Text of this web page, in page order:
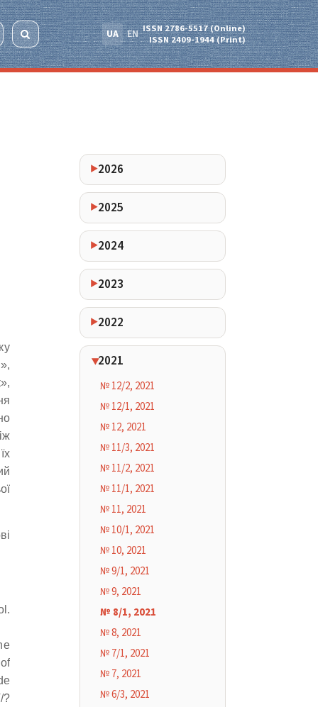
UA EN ISSN 2786-5517 (Online)
ISSN 2409-1944 (Print)
?
2026
2025
2024
2023
2022
2021
№ 12/2, 2021
№ 12/1, 2021
№ 12, 2021
№ 11/3, 2021
№ 11/2, 2021
№ 11/1, 2021
№ 11, 2021
№ 10/1, 2021
№ 10, 2021
№ 9/1, 2021
№ 9, 2021
№ 8/1, 2021
№ 8, 2021
№ 7/1, 2021
№ 7, 2021
№ 6/3, 2021